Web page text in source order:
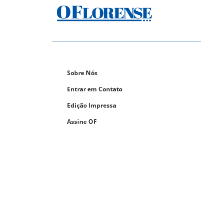
Sobre Nós
Entrar em Contato
Edição Impressa
Assine OF